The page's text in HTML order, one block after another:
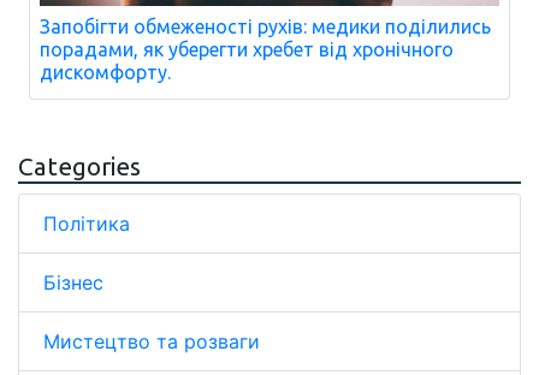
Запобігти обмеженості рухів: медики поділились
порадами, як уберегти хребет від хронічного
дискомфорту.
Categories
Політика
Бізнес
Мистецтво та розваги